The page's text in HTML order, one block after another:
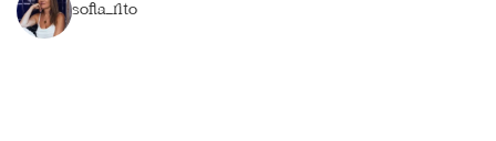
sofia_rito